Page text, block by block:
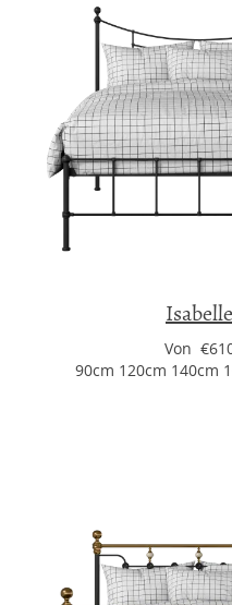
Isabelle
Von
90cm 120cm 140cm